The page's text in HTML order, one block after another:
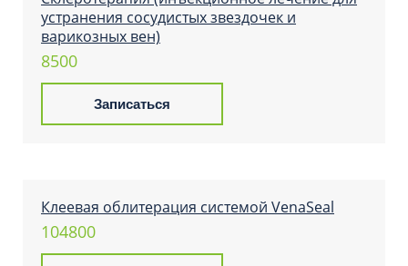
Лукин Сергей Владимирович
устранения сосудистых звездочек и
варикозных вен)
8500
Записаться
Клеевая облитерация системой VenaSeal
104800